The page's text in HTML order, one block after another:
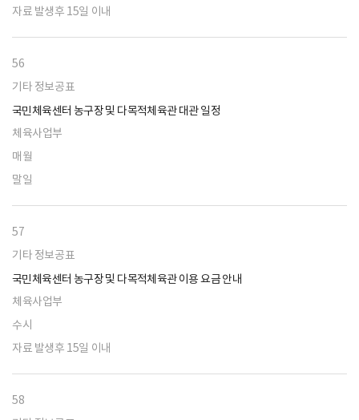
자료 발생후 15일 이내
56
기타 정보공표
국민체육센터 농구장 및 다목적체육관 대관 일정
체육사업부
매월
말일
57
기타 정보공표
국민체육센터 농구장 및 다목적체육관 이용 요금 안내
체육사업부
수시
자료 발생후 15일 이내
58